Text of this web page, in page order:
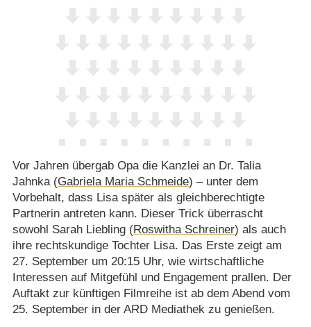
Vor Jahren übergab Opa die Kanzlei an Dr. Talia
Jahnka (Gabriela Maria Schmeide) – unter dem
Vorbehalt, dass Lisa später als gleichberechtigte
Partnerin antreten kann. Dieser Trick überrascht
sowohl Sarah Liebling (Roswitha Schreiner) als auch
ihre rechtskundige Tochter Lisa. Das Erste zeigt am
27. September um 20:15 Uhr, wie wirtschaftliche
Interessen auf Mitgefühl und Engagement prallen. Der
Auftakt zur künftigen Filmreihe ist ab dem Abend vom
25. September in der ARD Mediathek zu genießen.